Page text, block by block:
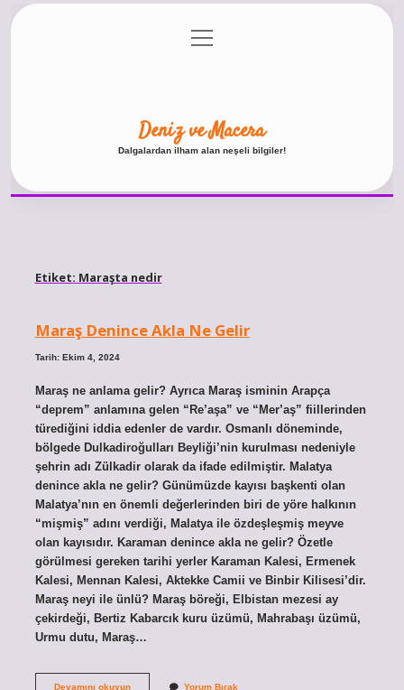
Gizlilik Politikası
menüyü
aç
Deniz ve Macera
Dalgalardan ilham alan neşeli bilgiler!
Etiket: Maraşta nedir
Maraş Denince Akla Ne Gelir
Tarih: Ekim 4, 2024
Maraş ne anlama gelir? Ayrıca Maraş isminin Arapça
“deprem” anlamına gelen “Re’aşa” ve “Mer’aş” fiillerinden
türediğini iddia edenler de vardır. Osmanlı döneminde,
bölgede Dulkadiroğulları Beyliği’nin kurulması nedeniyle
şehrin adı Zülkadir olarak da ifade edilmiştir. Malatya
denince akla ne gelir? Günümüzde kayısı başkenti olan
Malatya’nın en önemli değerlerinden biri de yöre halkının
“mişmiş” adını verdiği, Malatya ile özdeşleşmiş meyve
olan kayısıdır. Karaman denince akla ne gelir? Özetle
görülmesi gereken tarihi yerler Karaman Kalesi, Ermenek
Kalesi, Mennan Kalesi, Aktekke Camii ve Binbir Kilisesi’dir.
Maraş neyi ile ünlü? Maraş böreği, Elbistan mezesi ay
çekirdeği, Bertiz Kabarcık kuru üzümü, Mahrabaşı üzümü,
Urmu dutu, Maraş…
Devamını okuyunMaraş
Yorum Bırak